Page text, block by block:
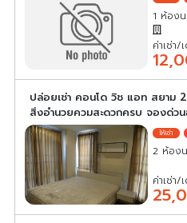
1 ห้อง
ค่าเช่า/
ปล่อยเช่า คอนโด วิช แอท สยาม
สิ่งอำนวยควมสะดวกครบ จองด่วน
2 ห้อง
ค่าเช่า/